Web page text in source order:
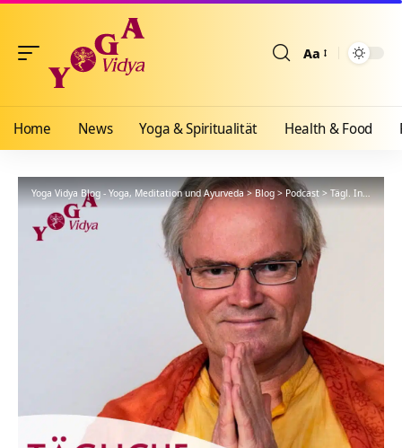
Aa
Home News Yoga & Spiritualität Health & Food
Yoga Vidya Blog - Yoga, Meditation und Ayurveda>Blog>Podcast>Tägl. Inspiration